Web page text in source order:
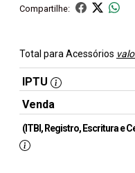
Compartilhe:
Total para Acessórios
IPTU
Venda
(ITBI, Registro, Escritura e